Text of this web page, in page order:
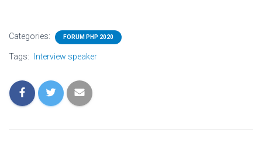
Categories: FORUM PHP 2020
Tags: Interview speaker